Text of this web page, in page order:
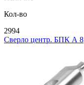
Кол-во
2994
Сверло центр. БПК А 8